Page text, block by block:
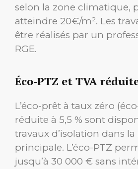
selon la zone climatique,
atteindre 20€/m². Les
être réalisés par un
RGE.
Éco-PTZ et TVA
L’éco-prêt à taux zéro
réduite à 5,5 % sont
travaux d’isolation dans
principale. L’éco-PTZ
jusqu’à 30 000 € sans